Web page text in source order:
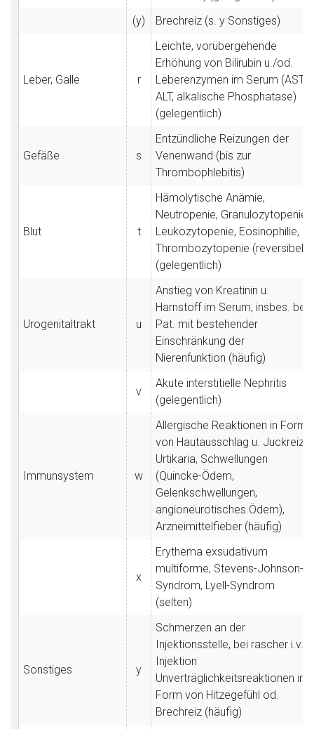
(y)
Brechreiz (s. y Sonstiges)
Leber, Galle r
Leichte, vorübergehende
Erhöhung von Bilirubin u./od.
Leberenzymen im Serum (AST,
ALT, alkalische Phosphatase)
(gelegentlich)
Gefäße s
Entzündliche Reizungen der
Venenwand (bis zur
Thrombophlebitis)
Blut t
Hämolytische Anämie,
Neutropenie, Granulozytopenie,
Leukozytopenie, Eosinophilie,
Thrombozytopenie (reversibel)
(gelegentlich)
Urogenitaltrakt u
Anstieg von Kreatinin u.
Harnstoff im Serum, insbes. bei
Pat. mit bestehender
Einschränkung der
Nierenfunktion (häufig)
v
Akute interstitielle Nephritis
(gelegentlich)
Immunsystem w
Allergische Reaktionen in Form
von Hautausschlag u. Juckreiz,
Urtikaria, Schwellungen
(Quincke-Ödem,
Gelenkschwellungen,
angioneurotisches Ödem),
Arzneimittelfieber (häufig)
x
Erythema exsudativum
multiforme, Stevens-Johnson-
Syndrom, Lyell-Syndrom
(selten)
Sonstiges y
Schmerzen an der
Injektionsstelle, bei rascher i.v.
Injektion
Unverträglichkeitsreaktionen in
Form von Hitzegefühl od.
Brechreiz (häufig)